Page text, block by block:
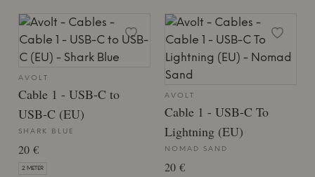
AVOLT
Cable 1 - USB-C to
USB-C (EU)
SHARK BLUE
20 €
2 METER
AVOLT
Cable 1 - USB-C To
Lightning (EU)
NOMAD SAND
20 €